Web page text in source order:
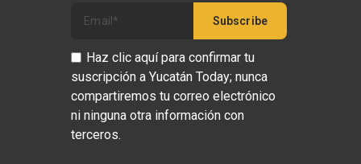
Haz clic aquí para confirmar tu
suscripción a Yucatán Today; nunca
compartiremos tu correo electrónico
ni ninguna otra información con
terceros.